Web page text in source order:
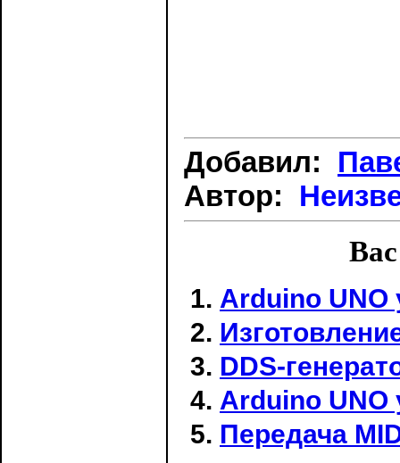
Добавил:
Автор:
Arduino UNO
DDS-
Arduino UNO
Передача